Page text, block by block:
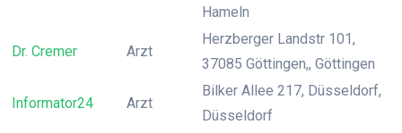
Hameln
Dr. Cremer Arzt
Herzberger Landstr 101,
37085 Göttingen,, Göttingen
Informator24 Arzt
Bilker Allee 217, Düsseldorf,
Düsseldorf